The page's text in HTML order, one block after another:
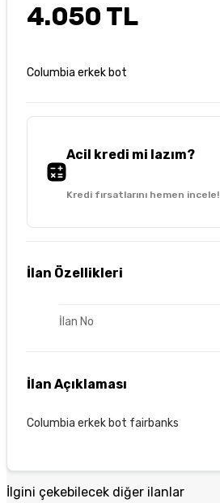
4.050 TL
Columbia erkek bot
Acil kredi mi lazım?
Kredi fırsatlarını hemen incele!
İlan Özellikleri
İlan No
İlan Açıklaması
Columbia erkek bot fairbanks
İlgini çekebilecek diğer ilanlar